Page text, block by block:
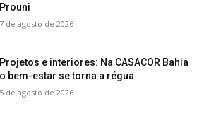
Prouni
7 de agosto de 2026
Projetos e interiores: Na CASACOR Bahia
o bem-estar se torna a régua
5 de agosto de 2026